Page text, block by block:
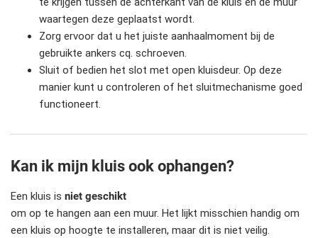
waartegen deze geplaatst wordt.
Zorg ervoor dat u het juiste aanhaalmoment bij de
gebruikte ankers cq. schroeven.
Sluit of bedien het slot met open kluisdeur. Op deze
manier kunt u controleren of het sluitmechanisme goed
functioneert.
Kan ik mijn kluis ook ophangen?
Een kluis is niet geschikt
om op te hangen aan een muur. Het lijkt misschien handig om
een kluis op hoogte te installeren, maar dit is niet veilig.